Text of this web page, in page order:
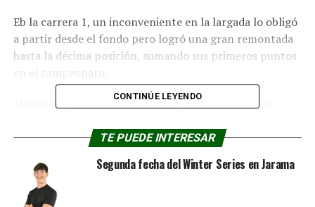
Eb la carrera 1, un inconveniente en la largada lo obligó
a partir desde el fondo pero logró una gran remontada
hasta la décima posición, sumando sus primeros puntos
Mientras que en la carrera 2, largó desde el décimo
avanzaba en el clasificador hasta verse involucrado en
en el 13° lugar.
Mientras que en la tercera y última carrera, largó
CONTINÚE LEYENDO
TE PUEDE INTERESAR
Segunda fecha del Winter Series en Jarama